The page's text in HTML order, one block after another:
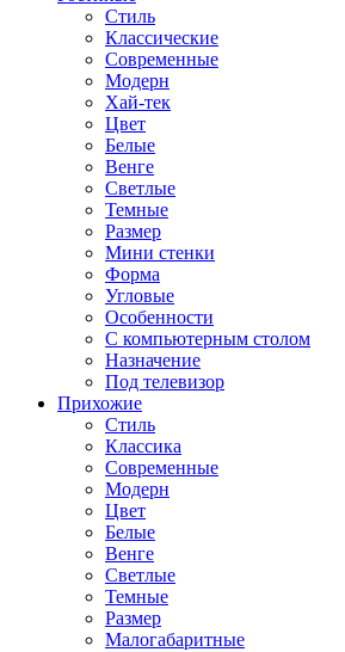
Стиль
Классические
Современные
Модерн
Хай-тек
Цвет
Белые
Венге
Светлые
Темные
Размер
Мини стенки
Форма
Угловые
Особенности
С компьютерным столом
Назначение
Под телевизор
Прихожие
Стиль
Классика
Современные
Модерн
Цвет
Белые
Венге
Светлые
Темные
Размер
Малогабаритные